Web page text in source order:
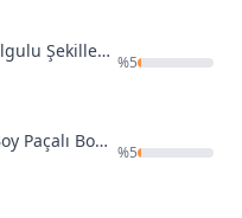
Silikon Süngerli Basen Dolgulu Şekillendirici Kum Saati Korse Korse Form Angel 5300
%5
Vücut Şekillendirici Tam Boy Paçalı Body Korse FormActive 1060
%5